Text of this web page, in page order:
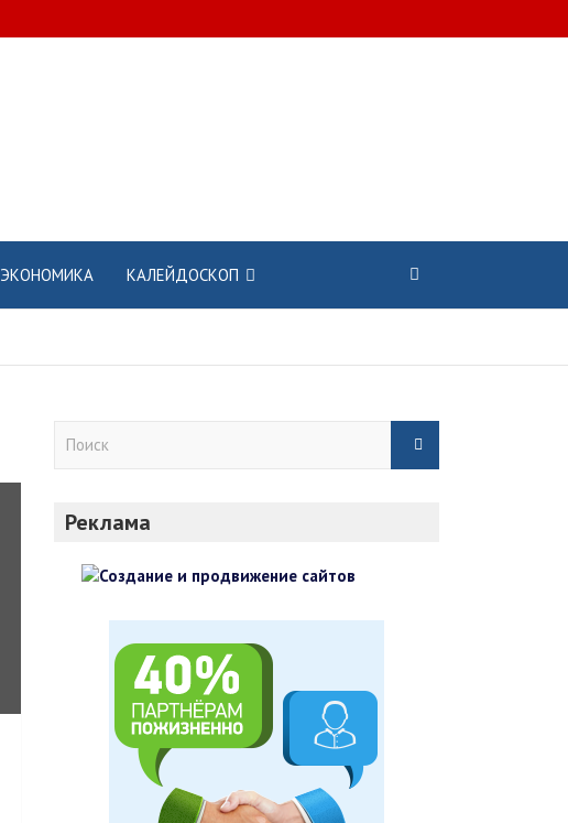
ЭКОНОМИКА КАЛЕЙДОСКОП
Реклама